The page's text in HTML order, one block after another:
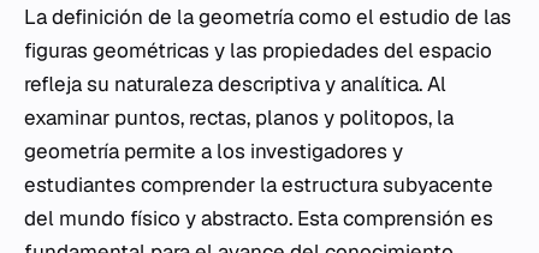
La definición de la geometría como el estudio de las
figuras geométricas y las propiedades del espacio
refleja su naturaleza descriptiva y analítica. Al
examinar puntos, rectas, planos y politopos, la
geometría permite a los investigadores y
estudiantes comprender la estructura subyacente
del mundo físico y abstracto. Esta comprensión es